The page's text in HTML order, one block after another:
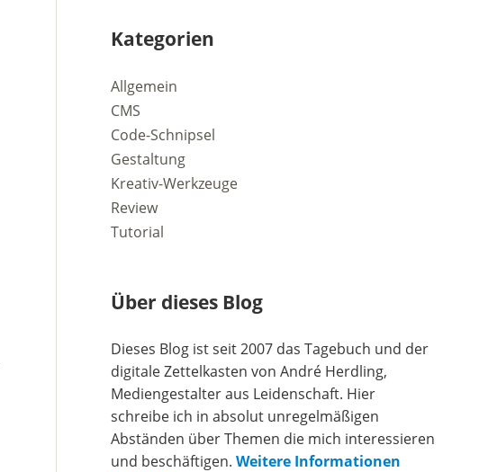
Kategorien
Allgemein
CMS
Code-Schnipsel
Gestaltung
Kreativ-Werkzeuge
Review
Tutorial
Über dieses Blog
Dieses Blog ist seit 2007 das Tagebuch und der
digitale Zettelkasten von André Herdling,
Mediengestalter aus Leidenschaft. Hier
schreibe ich in absolut unregelmäßigen
Abständen über Themen die mich interessieren
und beschäftigen. Weitere Informationen